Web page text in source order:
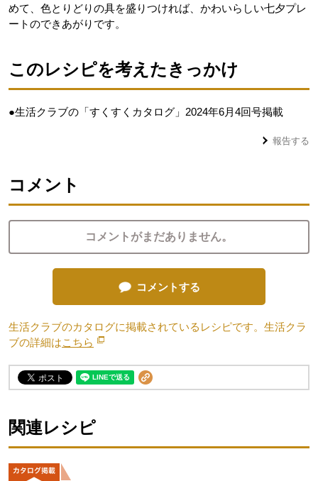
めて、色とりどりの具を盛りつければ、かわいらしい七夕プレ
ートのできあがりです。
このレシピを考えたきっかけ
●生活クラブの「すくすくカタログ」2024年6月4回号掲載
報告する
コメント
コメントがまだありません。
コメントする
生活クラブのカタログに掲載されているレシピです。生活クラ
ブの詳細はこちら 別のウィンドウで開きます。
関連レシピ